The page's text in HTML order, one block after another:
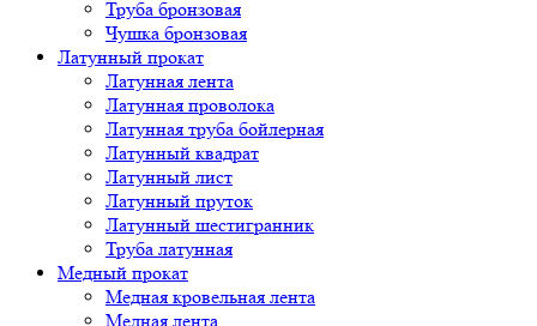
Труба бронзовая
Чушка бронзовая
Латунный прокат
Латунная лента
Латунная проволока
Латунная труба бойлерная
Латунный квадрат
Латунный лист
Латунный пруток
Латунный шестигранник
Труба латунная
Медный прокат
Медная кровельная лента
Медная лента